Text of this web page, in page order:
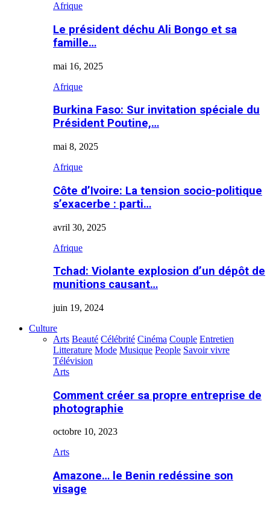
Afrique
Le président déchu Ali Bongo et sa
famille…
mai 16, 2025
Afrique
Burkina Faso: Sur invitation spéciale du
Président Poutine,…
mai 8, 2025
Afrique
Côte d’Ivoire: La tension socio-politique
s’exacerbe : parti…
avril 30, 2025
Afrique
Tchad: Violante explosion d’un dépôt de
munitions causant…
juin 19, 2024
Culture
Arts Beauté Célébrité Cinéma Couple Entretien
Litterature Mode Musique People Savoir vivre
Télévision
Arts
Comment créer sa propre entreprise de
photographie
octobre 10, 2023
Arts
Amazone… le Benin redéssine son
visage